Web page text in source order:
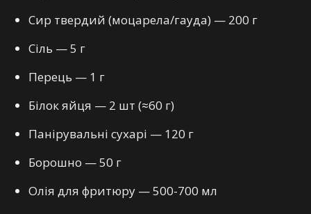
Сир твердий (моцарела/гауда) — 200 г
Сіль — 5 г
Перець — 1 г
Білок яйця — 2 шт (≈60 г)
Панірувальні сухарі — 120 г
Борошно — 50 г
Олія для фритюру — 500-700 мл